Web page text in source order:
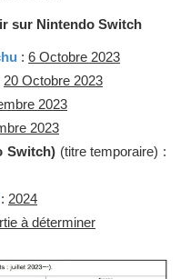
sur Nintendo Switch
: 6 Octobre 2023
20 Octobre 2023
2023
2023
Switch) (titre temporaire) :
: 2024
à déterminer